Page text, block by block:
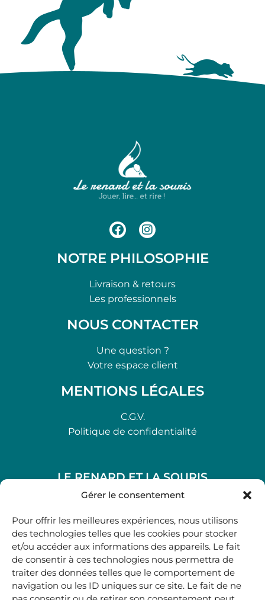
Gérer le consentement
Pour offrir les meilleures expériences, nous utilisons
des technologies telles que les cookies pour stocker
et/ou accéder aux informations des appareils. Le fait
de consentir à ces technologies nous permettra de
traiter des données telles que le comportement de
navigation ou les ID uniques sur ce site. Le fait de ne
NOTRE PHILOSOPHIE
Livraison & retours
Les professionnels
NOUS CONTACTER
Une question ?
Votre espace client
MENTIONS LÉGALES
C.G.V.
Politique de confidentialité
LE RENARD ET LA SOURIS
48, rue Maubec 33210 LANGON
05 40 41 37 18
.
MARDI AU SAMEDI
10H00-12H45 | 14H00 -19H00